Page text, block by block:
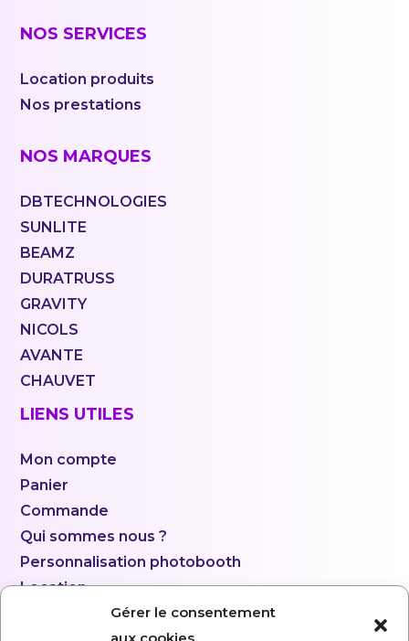
Gérer le consentement
NOS SERVICES
Location produits
Nos prestations
NOS MARQUES
DBTECHNOLOGIES
SUNLITE
BEAMZ
DURATRUSS
GRAVITY
NICOLS
AVANTE
CHAUVET
LIENS UTILES
Mon compte
Panier
Commande
Qui sommes nous ?
Personnalisation photobooth
Location